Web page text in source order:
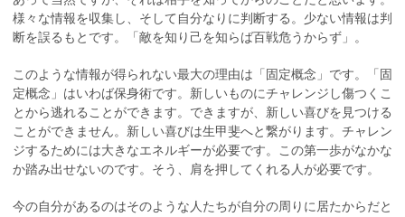
様々な情報を収集し、そして自分なりに判断する。少ない情報は判
断を誤るもとです。「敵を知り己を知らば百戦危うからず」。
このような情報が得られない最大の理由は「固定概念」です。「固
定概念」はいわば保身術です。新しいものにチャレンジし傷つくこ
とから逃れることができます。できますが、新しい喜びを見つける
ことができません。新しい喜びは生甲斐へと繋がります。チャレン
ジするためには大きなエネルギーが必要です。この第一歩がなかな
か踏み出せないのです。そう、肩を押してくれる人が必要です。
今の自分があるのはそのような人たちが自分の周りに居たからだと